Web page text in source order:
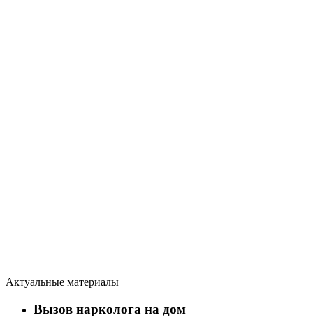
Актуальные материалы
Вызов нарколога на дом